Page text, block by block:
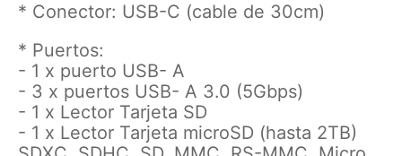
* Conector: USB-C (cable de 30cm)
* Puertos:
- 1 x puerto USB- A
- 3 x puertos USB- A 3.0 (5Gbps)
- 1 x Lector Tarjeta SD
- 1 x Lector Tarjeta microSD (hasta 2TB)